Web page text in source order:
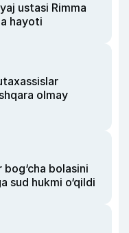
ustasi Rimma
hayoti
olmay
bolasini
sud hukmi o‘qildi